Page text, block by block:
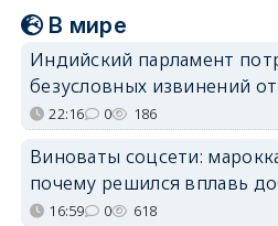
В мире
Индийский парламент
безусловных извинений
22:16 0 186
Виноваты соцсети:
почему решился вплавь
16:59 0 618